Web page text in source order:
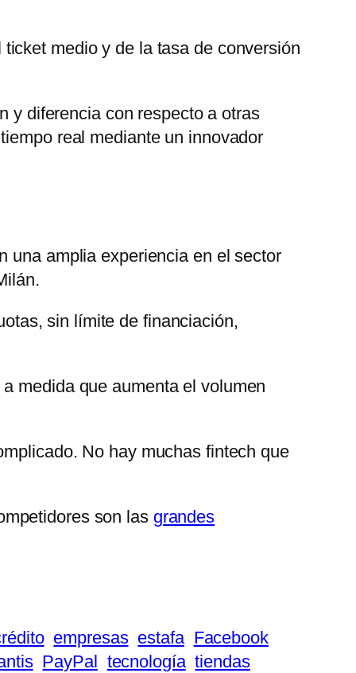
medio y de la tasa de conversión
y diferencia con respecto a otras
real mediante un innovador
una amplia experiencia en el sector
sin límite de financiación,
medida que aumenta el volumen
No hay muchas fintech que
son las grandes
empresas estafa Facebook
PayPal tecnología tiendas